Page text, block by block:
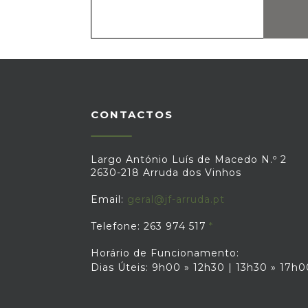
CONTACTOS
Largo António Luís de Macedo N.º 2
2630-218 Arruda dos Vinhos
Email: geral@jf-arruda.pt
Telefone: 263 974 517
Horário de Funcionamento:
Dias Úteis: 9h00 » 12h30 | 13h30 »